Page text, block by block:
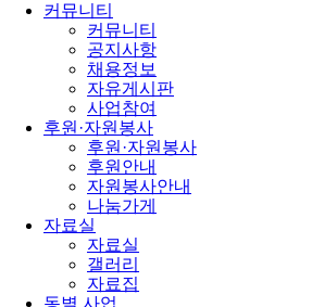
커뮤니티
커뮤니티
공지사항
채용정보
자유게시판
사업참여
후원·자원봉사
후원·자원봉사
후원안내
자원봉사안내
나눔가게
자료실
자료실
갤러리
자료집
동별 사업